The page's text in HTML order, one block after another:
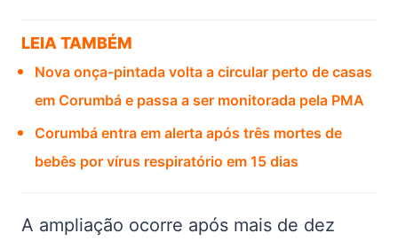
LEIA TAMBÉM
Nova onça-pintada volta a circular perto de casas
em Corumbá e passa a ser monitorada pela PMA
Corumbá entra em alerta após três mortes de
bebês por vírus respiratório em 15 dias
A ampliação ocorre após mais de dez